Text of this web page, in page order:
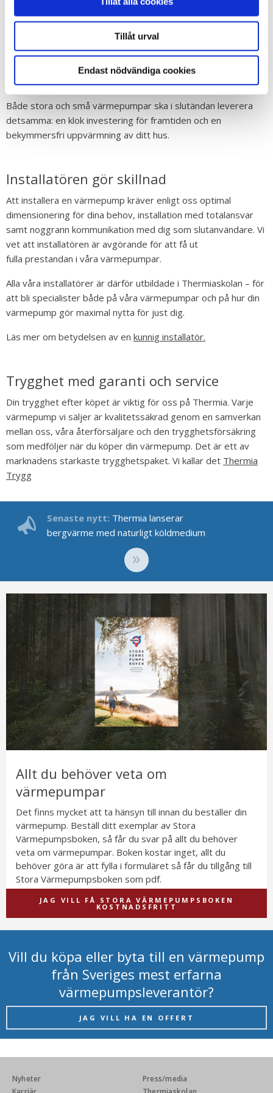
Tillåt urval
Endast nödvändiga cookies
På Thermia tillverkar vi högpresterande värmepumpar i alla
dimensioner. Oavsett om du behöver en
smidigluftvärmepumptill sommarstugan,jordvärmetill villan
bergvärmetill en stor fabrik så har vi produkter
och lösningar som passar.
Både stora och små värmepumpar ska i slutändan leverera
detsamma: en klok investering för framtiden och en
bekymmersfri uppvärmning av ditt hus.
Installatören gör skillnad
Att installera en värmepump kräver enligt oss optimal
dimensionering för dina behov, installation med totalansvar
samt noggrann kommunikation med dig som slutanvändare. Vi
vet att installatören är avgörande för att få ut
fulla prestandan i våra värmepumpar.
Alla våra installatörer är därför utbildade i Thermiaskolan – för
att bli specialister både på våra värmepumpar och på hur din
värmepump gör maximal nytta för just dig.
Läs mer om betydelsen av en kunnig installatör.
Trygghet med garanti och service
Din trygghet efter köpet är viktig för oss på Thermia. Varje
värmepump vi säljer är kvalitetssäkrad genom en samverkan
mellan oss, våra återförsäljare och den trygghetsförsäkring
som medföljer när du köper din värmepump. Det är ett av
marknadens starkaste trygghetspaket. Vi kallar det Thermia
Trygg
Senaste nytt: Thermia lanserar
bergvärme med naturligt köldmedium
Allt du behöver veta om
värmepumpar
Det finns mycket att ta hänsyn till innan du beställer din
värmepump. Beställ ditt exemplar av Stora
Värmepumpsboken, så får du svar på allt du behöver
veta om värmepumpar. Boken kostar inget, allt du
behöver göra är att fylla i formuläret så får du tillgång till
Stora Värmepumpsboken som pdf.
JAG VILL FÅ STORA VÄRMEPUMPSBOKEN
KOSTNADSFRITT
Vill du köpa eller byta till en värmepump
från Sveriges mest erfarna
värmepumpsleverantör?
JAG VILL HA EN OFFERT
Nyheter
Press/media